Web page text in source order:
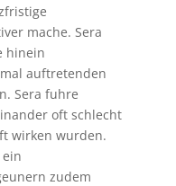
mache. Sera
hinein
auftretenden
Sera fuhre
oft schlecht
wirken wurden.
zudem